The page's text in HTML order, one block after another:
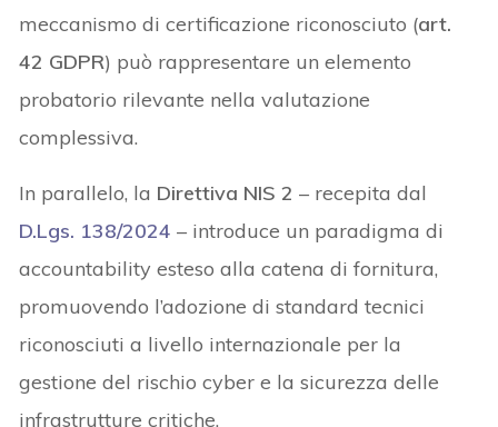
meccanismo di certificazione riconosciuto (art.
42 GDPR) può rappresentare un elemento
probatorio rilevante nella valutazione
complessiva.
In parallelo, la Direttiva NIS 2 – recepita dal
D.Lgs. 138/2024 – introduce un paradigma di
accountability esteso alla catena di fornitura,
promuovendo l’adozione di standard tecnici
riconosciuti a livello internazionale per la
gestione del rischio cyber e la sicurezza delle
infrastrutture critiche.